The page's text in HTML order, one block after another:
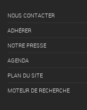
NOUS CONTACTER
ADHÉRER
NOTRE PRESSE
AGENDA
PLAN DU SITE
MOTEUR DE RECHERCHE